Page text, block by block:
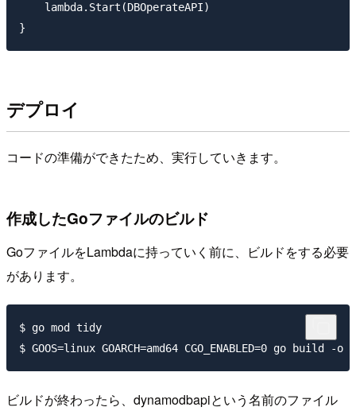
    lambda.Start(DBOperateAPI)
デプロイ
コードの準備ができたため、実行していきます。
作成したGoファイルのビルド
GoファイルをLambdaに持っていく前に、ビルドをする必要
があります。
$ go mod tidy
ビルドが終わったら、dynamodbapiという名前のファイル